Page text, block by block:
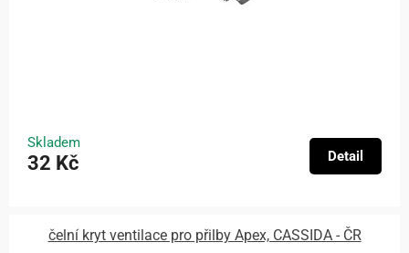
Skladem
32 Kč Detail
čelní kryt ventilace pro přilby Apex, CASSIDA - ČR